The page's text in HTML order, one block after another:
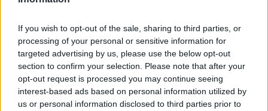
If you wish to opt-out of the sale, sharing to third parties, or
processing of your personal or sensitive information for
targeted advertising by us, please use the below opt-out
section to confirm your selection. Please note that after your
opt-out request is processed you may continue seeing
interest-based ads based on personal information utilized by
us or personal information disclosed to third parties prior to
02/06/2025 - 10:11
Πανελλήνιες 2025:
Ανακοινώθηκαν τα θέματα σε
Μαθηματικά, Αρχαία, Βιολογία